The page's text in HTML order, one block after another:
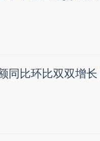
同比环比双双增